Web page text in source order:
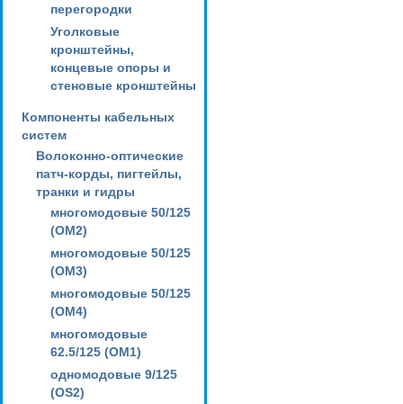
перегородки
Уголковые
кронштейны,
концевые опоры и
стеновые кронштейны
Компоненты кабельных
систем
Волоконно-оптические
патч-корды, пигтейлы,
транки и гидры
многомодовые 50/125
(OM2)
многомодовые 50/125
(OM3)
многомодовые 50/125
(OM4)
многомодовые
62.5/125 (OM1)
одномодовые 9/125
(OS2)